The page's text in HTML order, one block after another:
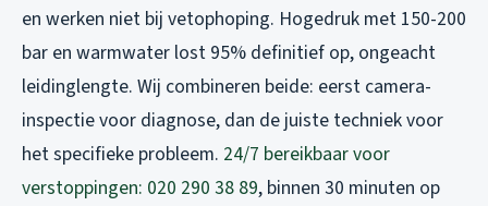
en werken niet bij vetophoping. Hogedruk met 150-200
bar en warmwater lost 95% definitief op, ongeacht
leidinglengte. Wij combineren beide: eerst camera-
inspectie voor diagnose, dan de juiste techniek voor
het specifieke probleem. 24/7 bereikbaar voor
verstoppingen: 020 290 38 89, binnen 30 minuten op